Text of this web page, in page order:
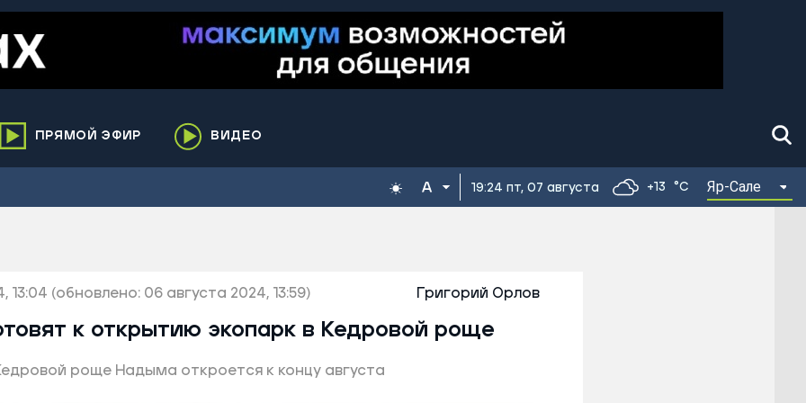
район
ПРЯМОЙ ЭФИР ВИДЕО
19:24 пт, 07 августа +13 °C Яр-Сале
13:04 (обновлено: 06 августа 2024, 13:59) Григорий Орлов
к открытию экопарк в Кедровой роще
роще Надыма откроется к концу августа